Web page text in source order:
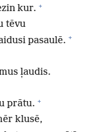
kur. +
tēvu
pasaulē. +
ļaudis.
prātu. +
klusē,